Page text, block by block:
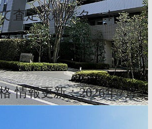
査定依頼スタート
情報更新：2026年7月5